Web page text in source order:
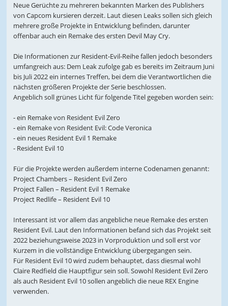
Neue Gerüchte zu mehreren bekannten Marken des Publishers
von Capcom kursieren derzeit. Laut diesen Leaks sollen sich gleich
mehrere große Projekte in Entwicklung befinden, darunter
offenbar auch ein Remake des ersten Devil May Cry.
Die Informationen zur Resident-Evil-Reihe fallen jedoch besonders
umfangreich aus: Dem Leak zufolge gab es bereits im Zeitraum Juni
bis Juli 2022 ein internes Treffen, bei dem die Verantwortlichen die
nächsten größeren Projekte der Serie beschlossen.
Angeblich soll grünes Licht für folgende Titel gegeben worden sein:
- ein Remake von Resident Evil Zero
- ein Remake von Resident Evil: Code Veronica
- ein neues Resident Evil 1 Remake
- Resident Evil 10
Für die Projekte werden außerdem interne Codenamen genannt:
Project Chambers – Resident Evil Zero
Project Fallen – Resident Evil 1 Remake
Project Redlife – Resident Evil 10
Interessant ist vor allem das angebliche neue Remake des ersten
Resident Evil. Laut den Informationen befand sich das Projekt seit
2022 beziehungsweise 2023 in Vorproduktion und soll erst vor
Kurzem in die vollständige Entwicklung übergegangen sein.
Für Resident Evil 10 wird zudem behauptet, dass diesmal wohl
Claire Redfield die Hauptfigur sein soll. Sowohl Resident Evil Zero
als auch Resident Evil 10 sollen angeblich die neue REX Engine
verwenden.